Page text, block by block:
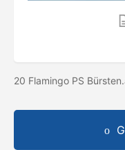
20 Flamingo PS